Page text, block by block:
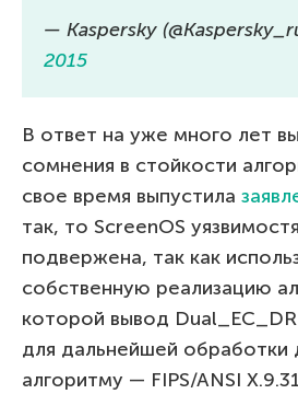
— Kaspersky
2015
В ответ на уже много лет
сомнения в стойкости
свое время выпустила
так, то ScreenOS
подвержена, так как
собственную реализацию
которой вывод
для дальнейшей обработки
алгоритму — FIPS/ANSI